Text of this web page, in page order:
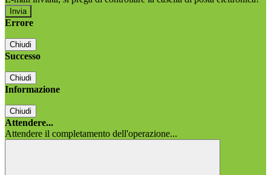
Errore
Chiudi
Successo
Chiudi
Informazione
Chiudi
Attendere...
Attendere il completamento dell'operazione...